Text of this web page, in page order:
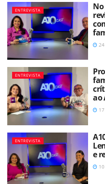
ENTREVISTA
ENTREVISTA
ao
ENTREVISTA
e